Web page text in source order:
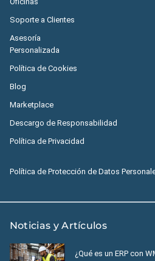
Soporte a Clientes
Asesoría
Personalizada
Política de Cookies
Blog
Marketplace
Descargo de Responsabilidad
Política de Privacidad
Política de Protección de Datos
Noticias y Artículos
¿Qué es un ERP con